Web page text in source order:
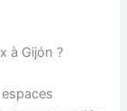
à Gijón ?